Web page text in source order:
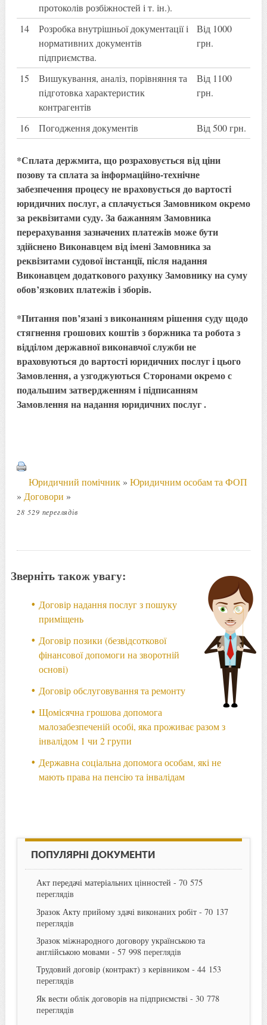
протоколів розбіжностей і т. ін.).
14
Розробка внутрішньої документації і
нормативних документів
підприємства.
Від 1000
грн.
15
Вишукування, аналіз, порівняння та
підготовка характеристик
контрагентів
Від 1100
грн.
16 Погодження документів Від 500 грн.
*Сплата держмита, що розраховується від ціни
позову та сплата за інформаційно-технічне
забезпечення процесу не враховується до вартості
юридичних послуг, а сплачується Замовником окремо
за реквізитами суду. За бажанням Замовника
перерахування зазначених платежів може бути
здійснено Виконавцем від імені Замовника за
реквізитами судової інстанції, після надання
Виконавцем додаткового рахунку Замовнику на суму
обов’язкових платежів і зборів.
*Питання пов’язані з виконанням рішення суду щодо
стягнення грошових коштів з боржника та робота з
відділом державної виконавчої служби не
враховуються до вартості юридичних послуг і цього
Замовлення, а узгоджуються Сторонами окремо с
подальшим затвердженням і підписанням
Замовлення на надання юридичних послуг .
Юридичний помічник» Юридичним особам та ФОП
» Договори »
28 529 переглядів
Зверніть також увагу:
Договір надання послуг з пошуку
приміщень
Договір позики (безвідсоткової
фінансової допомоги на зворотній
основі)
Договір обслуговування та ремонту
Щомісячна грошова допомога
малозабезпеченій особі, яка проживає разом з
інвалідом 1 чи 2 групи
Державна соціальна допомога особам, які не
мають права на пенсію та інвалідам
ПОПУЛЯРНІ ДОКУМЕНТИ
Акт передачі матеріальних цінностей - 70 575
переглядів
Зразок Акту прийому здачі виконаних робіт- 70 137
переглядів
Зразок міжнародного договору українською та
англійською мовами - 57 998 переглядів
Трудовий договір (контракт) з керівником- 44 153
переглядів
Як вести облік договорів на підприємстві - 30 778
переглядів